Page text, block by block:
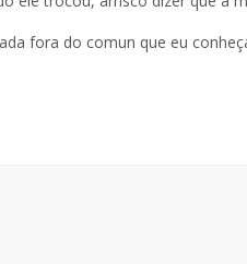
fora do comun que eu